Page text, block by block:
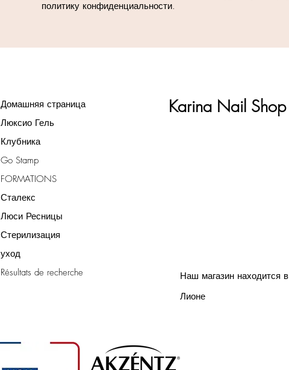
политику конфиденциальности.
Домашняя страница
Люксио Гель
Клубника
Go Stamp
FORMATIONS
Сталекс
Люси Ресницы
Стерилизация
уход
Résultats de recherche
Karina Nail Shop
Наш магазин находится в
Лионе